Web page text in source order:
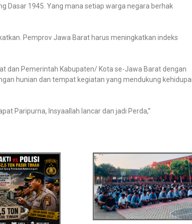
Dasar 1945. Yang mana setiap warga negara berhak
Pemprov Jawa Barat harus meningkatkan indeks
dan Pemerintah Kabupaten/ Kota se-Jawa Barat dengan
hunian dan tempat kegiatan yang mendukung
Paripurna, Insyaallah lancar dan jadi Perda,”